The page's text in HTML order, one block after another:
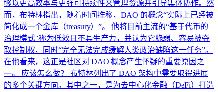
够以更高效率与更强可持续性来管理资源并引导集体协作。然
而，布特林指出，随着时间推移，DAO 的概念“实际上已经被
简化成一个金库（treasury）”。 他将目前主流的“基于代币的
治理模式”称为低效且不具生产力，并认为它脆弱、容易被夺
取控制权，同时“完全无法完成缓解人类政治缺陷这一任务”。
在他看来，这正是社区对 DAO 概念产生怀疑的重要原因之
一。 应该怎么做？ 布特林列出了 DAO 架构中需要取得进展
的多个关键方向。其中之一，是为去中心化金融（DeFi）打造